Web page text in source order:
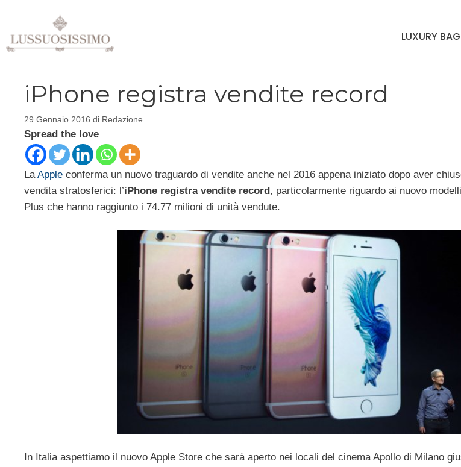
contenuto
LUXURY
iPhone registra vendite record
29 Gennaio 2016 di Redazione
Spread the love
La Apple conferma un nuovo traguardo di vendite anche nel 2016 appena iniziato dopo aver
vendita stratosferici: l’iPhone registra vendite record, particolarmente riguardo ai nuovo
Plus che hanno raggiunto i 74.77 milioni di unità vendute.
In Italia aspettiamo il nuovo Apple Store che sarà aperto nei locali del cinema Apollo di Milano